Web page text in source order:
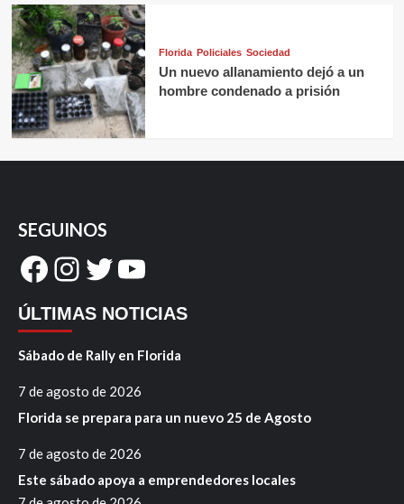
Florida Policiales Sociedad
Un nuevo allanamiento dejó a un
hombre condenado a prisión
SEGUINOS
Facebook
Instagram
Twitter
YouTube
ÚLTIMAS NOTICIAS
Sábado de Rally en Florida
7 de agosto de 2026
Florida se prepara para un nuevo 25 de Agosto
7 de agosto de 2026
Este sábado apoya a emprendedores locales